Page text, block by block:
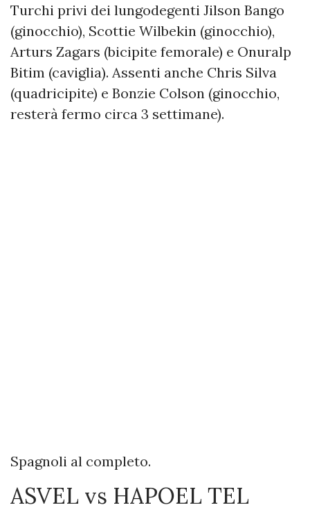
Turchi privi dei lungodegenti Jilson Bango
(ginocchio), Scottie Wilbekin (ginocchio),
Arturs Zagars (bicipite femorale) e Onuralp
Bitim (caviglia). Assenti anche Chris Silva
(quadricipite) e Bonzie Colson (ginocchio,
resterà fermo circa 3 settimane).
Spagnoli al completo.
ASVEL vs HAPOEL TEL